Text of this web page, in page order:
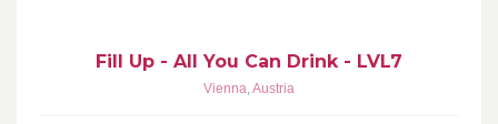
Fill Up - All You Can Drink - LVL7
Vienna,Austria